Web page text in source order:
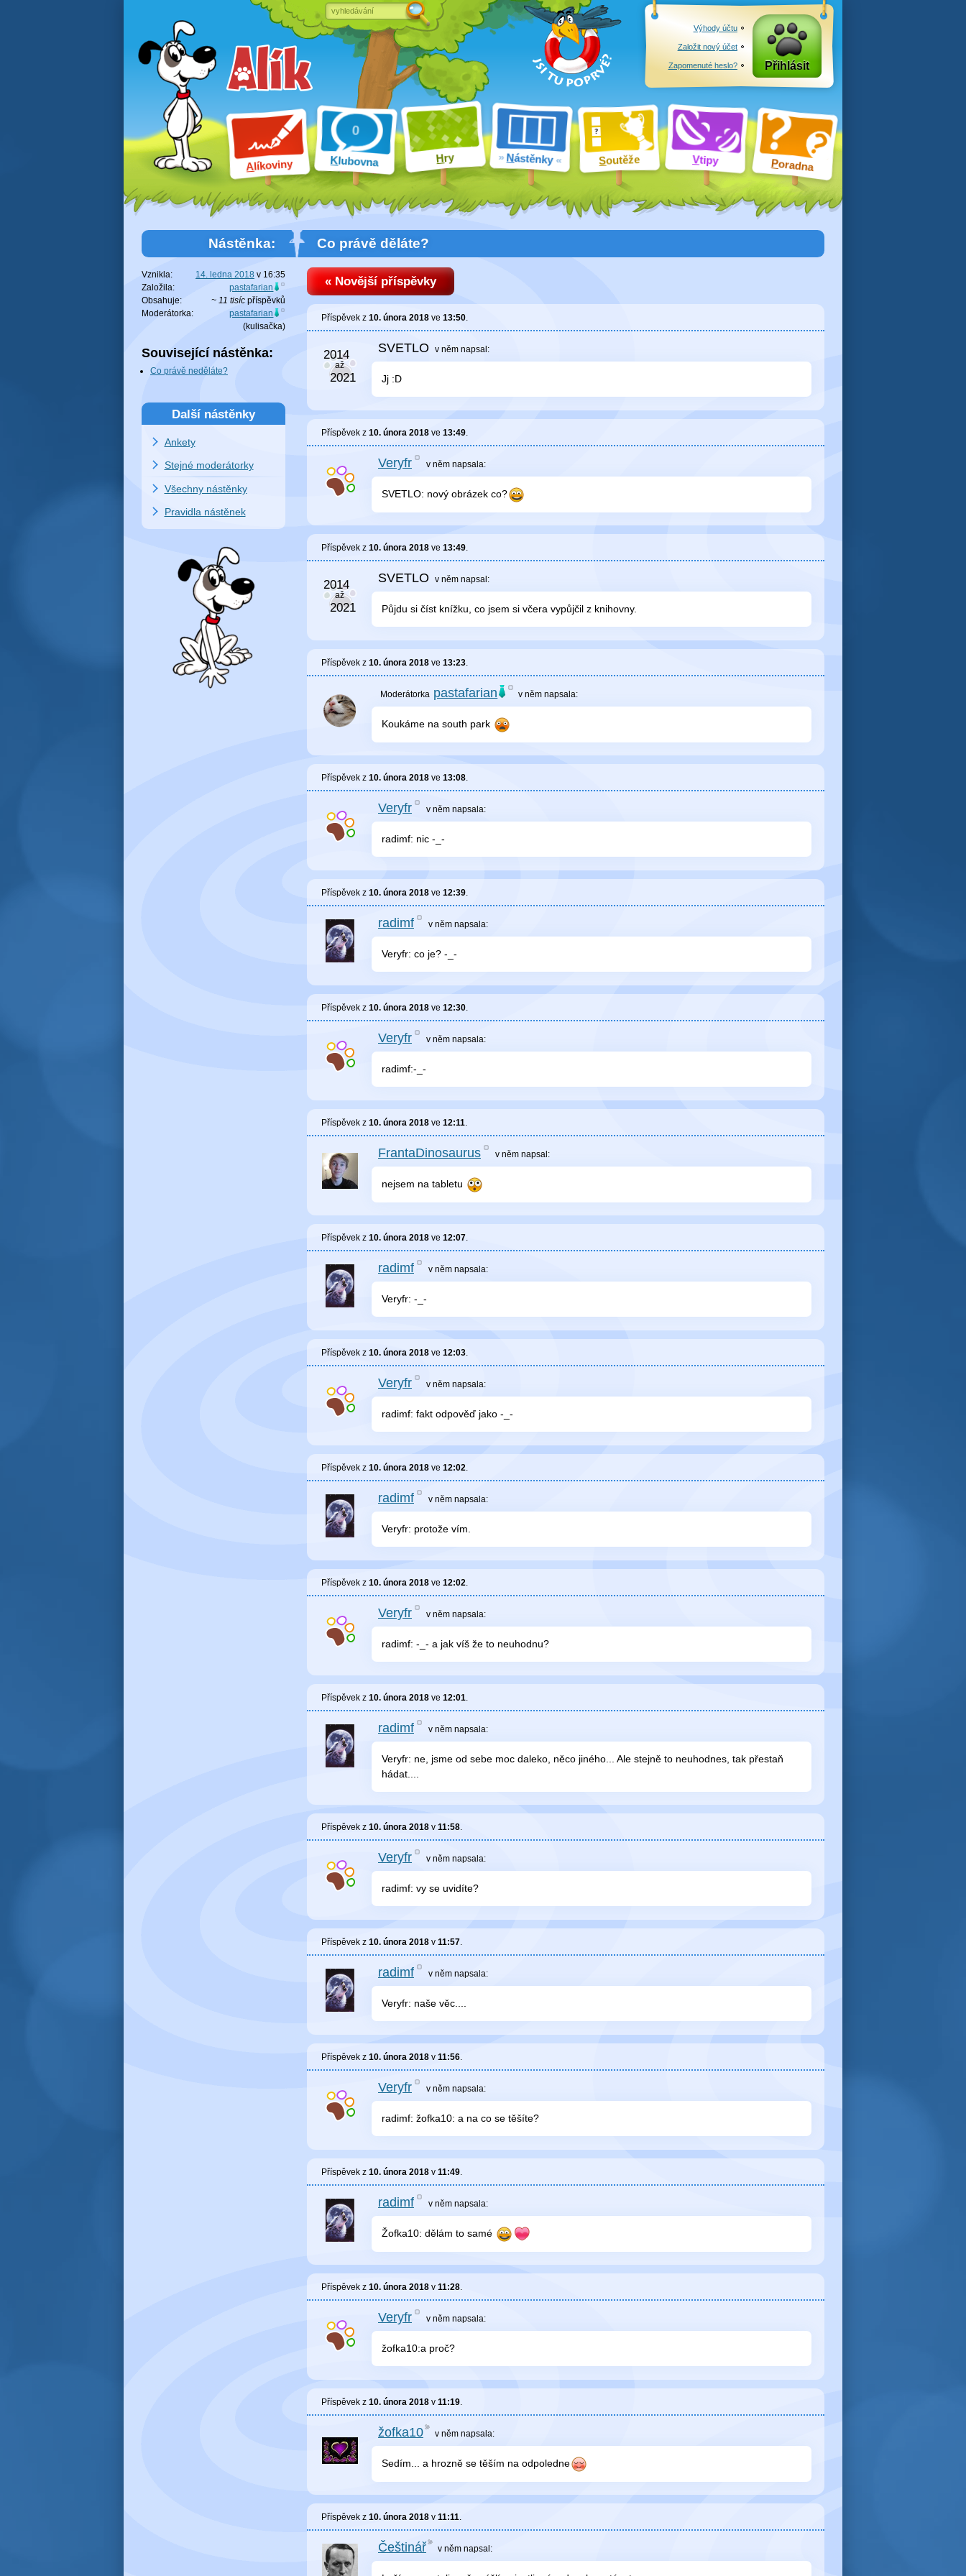
Alíkoviny Klubovna Hry Nástěnky Soutěže Vtipy Poradna
Výhody účtu
Založit nový účet
Zapomenuté heslo? Přihlásit
Co právě děláte?
« Novější příspěvky
Příspěvek z 10. února 2018 ve 13:50.
SVETLO v něm napsal:
Jj :D
Příspěvek z 10. února 2018 ve 13:49.
Veryfr v němnapsala:
SVETLO: nový obrázek co?
Příspěvek z 10. února 2018 ve 13:49.
SVETLO v něm napsal:
Půjdu si číst knížku, co jsem si včera vypůjčil z knihovny.
Příspěvek z 10. února 2018 ve 13:23.
pastafarian v němnapsala:
Koukáme na south park
Příspěvek z 10. února 2018 ve 13:08.
Veryfr v němnapsala:
radimf: nic -_-
Příspěvek z 10. února 2018 ve 12:39.
radimf v němnapsala:
Veryfr: co je? -_-
Příspěvek z 10. února 2018 ve 12:30.
Veryfr v němnapsala:
radimf:-_-
Příspěvek z 10. února 2018 ve 12:11.
FrantaDinosaurus v němnapsal:
nejsem na tabletu
Příspěvek z 10. února 2018 ve 12:07.
radimf v němnapsala:
Veryfr: -_-
Příspěvek z 10. února 2018 ve 12:03.
Veryfr v němnapsala:
radimf: fakt odpověď jako -_-
Příspěvek z 10. února 2018 ve 12:02.
radimf v němnapsala:
Veryfr: protože vím.
Příspěvek z 10. února 2018 ve 12:02.
Veryfr v němnapsala:
radimf: -_- a jak víš že to neuhodnu?
Příspěvek z 10. února 2018 ve 12:01.
radimf v němnapsala:
Veryfr: ne, jsme od sebe moc daleko, něco jiného... Ale stejně to neuhodnes, tak přestaň
hádat....
Příspěvek z 10. února 2018 v 11:58.
Veryfr v němnapsala:
radimf: vy se uvidíte?
Příspěvek z 10. února 2018 v 11:57.
radimf v němnapsala:
Veryfr: naše věc....
Příspěvek z 10. února 2018 v 11:56.
Veryfr v němnapsala:
radimf: žofka10: a na co se těšíte?
Příspěvek z 10. února 2018 v 11:49.
radimf v němnapsala:
Žofka10: dělám to samé
Příspěvek z 10. února 2018 v 11:28.
Veryfr v němnapsala:
žofka10:a proč?
Příspěvek z 10. února 2018 v 11:19.
žofka10 v něm napsala:
Sedím... a hrozně se těším na odpoledne
Příspěvek z 10. února 2018 v 11:11.
Češtinář v něm napsal:
Nástěnka:
Vznikla: 14. ledna 2018 v 16:35
Založila:
pastafarian
Obsahuje:
~ 11 tisíc příspěvků
Moderátorka:
pastafarian
(kulisačka)
Související nástěnka:
Co právě neděláte?
Další nástěnky
Ankety
Stejné moderátorky
Všechny nástěnky
Pravidla nástěnek